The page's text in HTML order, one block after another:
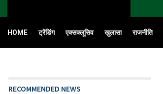
HOME ट्रेंडिंग एक्सक्लूसिव खुलासा राजनीति
RECOMMENDED NEWS